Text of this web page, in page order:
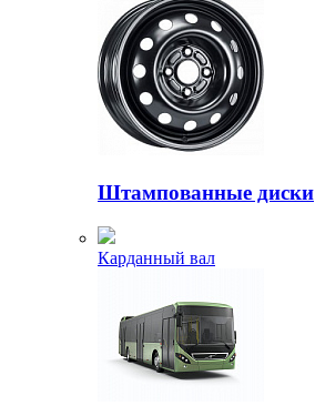
Штампованные диски
Карданный вал